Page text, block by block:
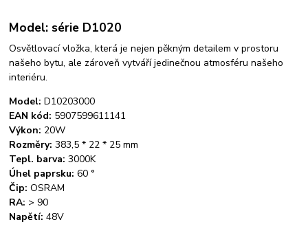
Model: série D1020
Osvětlovací vložka, která je nejen pěkným detailem v prostoru
našeho bytu, ale zároveň vytváří jedinečnou atmosféru našeho
interiéru.
Model: D10203000
EAN kód: 5907599611141
Výkon: 20W
Rozměry: 383,5 * 22 * ​​25 mm
Tepl. barva: 3000K
Úhel paprsku: 60 °
Čip: OSRAM
RA: > 90
Napětí: 48V